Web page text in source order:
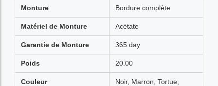
Monture Bordure complète
Matériel de Monture Acétate
Garantie de Monture 365 day
Poids 20.00
Couleur Noir, Marron, Tortue,